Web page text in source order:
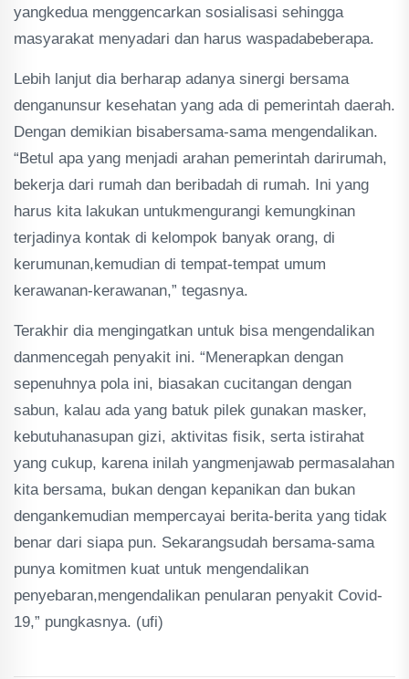
yangkedua menggencarkan sosialisasi sehingga
masyarakat menyadari dan harus waspadabeberapa.
Lebih lanjut dia berharap adanya sinergi bersama
denganunsur kesehatan yang ada di pemerintah daerah.
Dengan demikian bisabersama-sama mengendalikan.
“Betul apa yang menjadi arahan pemerintah darirumah,
bekerja dari rumah dan beribadah di rumah. Ini yang
harus kita lakukan untukmengurangi kemungkinan
terjadinya kontak di kelompok banyak orang, di
kerumunan,kemudian di tempat-tempat umum
kerawanan-kerawanan,” tegasnya.
Terakhir dia mengingatkan untuk bisa mengendalikan
danmencegah penyakit ini. “Menerapkan dengan
sepenuhnya pola ini, biasakan cucitangan dengan
sabun, kalau ada yang batuk pilek gunakan masker,
kebutuhanasupan gizi, aktivitas fisik, serta istirahat
yang cukup, karena inilah yangmenjawab permasalahan
kita bersama, bukan dengan kepanikan dan bukan
dengankemudian mempercayai berita-berita yang tidak
benar dari siapa pun. Sekarangsudah bersama-sama
punya komitmen kuat untuk mengendalikan
penyebaran,mengendalikan penularan penyakit Covid-
19,” pungkasnya. (ufi)